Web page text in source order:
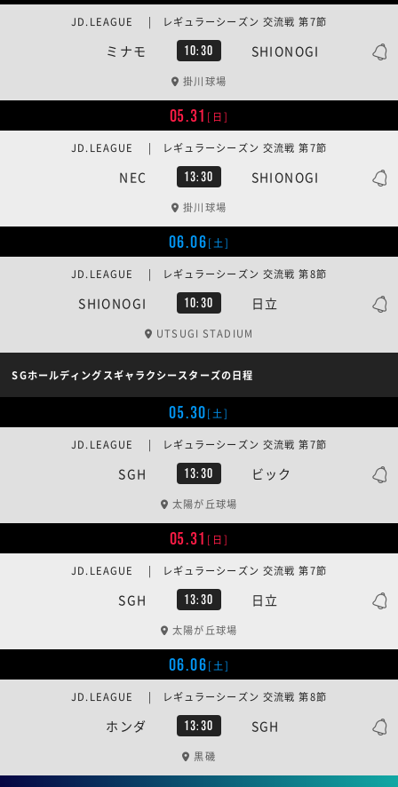
ミナモ 10:30 SHIONOGI
JD.LEAGUE | レギュラーシーズン 交流戦 第7節
掛川球場
05.31 [日]
NEC 13:30 SHIONOGI
JD.LEAGUE | レギュラーシーズン 交流戦 第7節
掛川球場
06.06[土]
SHIONOGI 10:30 日立
JD.LEAGUE | レギュラーシーズン 交流戦 第8節
UTSUGI STADIUM
SGホールディングスギャラクシースターズの日程
05.30[土]
SGH 13:30 ビック
JD.LEAGUE | レギュラーシーズン 交流戦 第7節
太陽が丘球場
05.31 [日]
SGH 13:30 日立
JD.LEAGUE | レギュラーシーズン 交流戦 第7節
太陽が丘球場
06.06[土]
ホンダ 13:30 SGH
JD.LEAGUE | レギュラーシーズン 交流戦 第8節
黒磯